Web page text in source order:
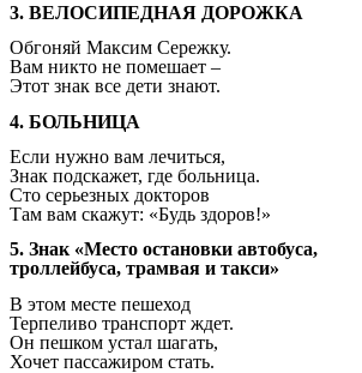
3. ВЕЛОСИПЕДНАЯ ДОРОЖКА
Обгоняй Максим Сережку.
Вам никто не помешает –
Этот знак все дети знают.
4. БОЛЬНИЦА
Если нужно вам лечиться,
Знак подскажет, где больница.
Сто серьезных докторов
Там вам скажут: «Будь здоров!»
5. Знак «Место остановки автобуса,
троллейбуса, трамвая и такси»
В этом месте пешеход
Терпеливо транспорт ждет.
Он пешком устал шагать,
Хочет пассажиром стать.